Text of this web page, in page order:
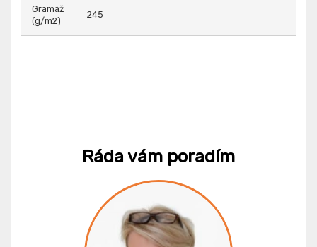
Gramáž
(g/m2)
245
Ráda vám poradím